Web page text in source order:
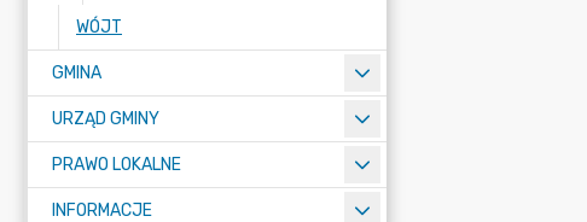
WÓJT
GMINA
URZĄD GMINY
PRAWO LOKALNE
INFORMACJE